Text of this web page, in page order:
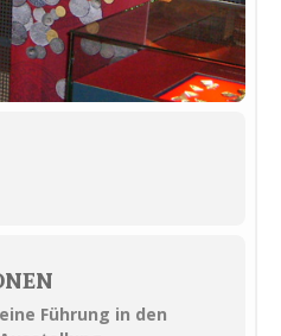
Führung in den